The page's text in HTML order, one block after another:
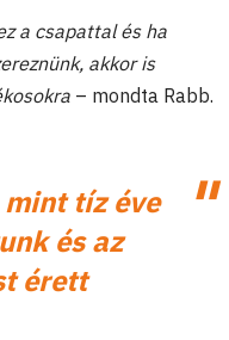
a csapattal és ha
akkor is
– mondta Rabb.
tíz éve
és az
érett